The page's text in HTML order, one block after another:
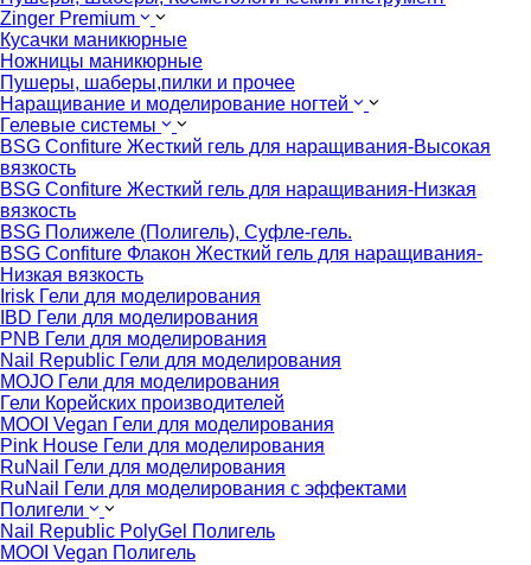
Zinger Premium
Кусачки маникюрные
Ножницы маникюрные
Пушеры, шаберы,пилки и прочее
Наращивание и моделирование ногтей
Гелевые системы
BSG Confiture Жесткий гель для наращивания-Высокая
вязкость
BSG Confiture Жесткий гель для наращивания-Низкая
вязкость
BSG Полижеле (Полигель), Суфле-гель.
BSG Confiture Флакон Жесткий гель для наращивания-
Низкая вязкость
Irisk Гели для моделирования
IBD Гели для моделирования
PNB Гели для моделирования
Nail Republic Гели для моделирования
MOJO Гели для моделирования
Гели Корейских производителей
MOOI Vegan Гели для моделирования
Pink House Гели для моделирования
RuNail Гели для моделирования
RuNail Гели для моделирования с эффектами
Полигели
Nail Republic PolyGel Полигель
MOOI Vegan Полигель